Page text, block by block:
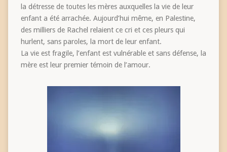
la détresse de toutes les mères auxquelles la vie de leur
enfant a été arrachée. Aujourd’hui même, en Palestine,
des milliers de Rachel relaient ce cri et ces pleurs qui
hurlent, sans paroles, la mort de leur enfant.
La vie est fragile, l’enfant est vulnérable et sans défense, la
mère est leur premier témoin de l’amour.